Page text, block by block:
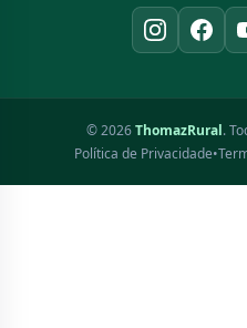
© 2026ThomazRural.
Política de Privacidade•